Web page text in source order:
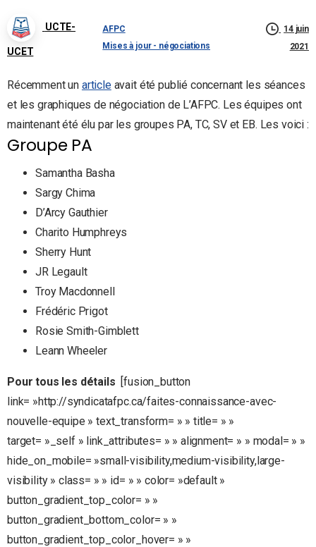
UCTE-
UCET
AFPC
Mises à jour - négociations
14 juin
2021
Récemment un articleavait été publié concernant les séances
et les graphiques de négociation de L’AFPC. Les équipes ont
maintenant été élu par les groupes PA, TC, SV et EB. Les voici :
Groupe PA
Samantha Basha
Sargy Chima
D’Arcy Gauthier
Charito Humphreys
Sherry Hunt
JR Legault
Troy Macdonnell
Frédéric Prigot
Rosie Smith-Gimblett
Leann Wheeler
Pour tous les détails [fusion_button
link= »http://syndicatafpc.ca/faites-connaissance-avec-
nouvelle-equipe » text_transform= » » title= » »
target= »_self » link_attributes= » » alignment= » » modal= » »
hide_on_mobile= »small-visibility,medium-visibility,large-
visibility » class= » » id= » » color= »default »
button_gradient_top_color= » »
button_gradient_bottom_color= » »
button_gradient_top_color_hover= » »